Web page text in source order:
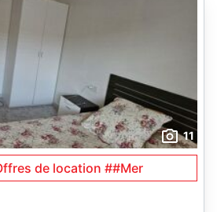
11
de location ##Mer